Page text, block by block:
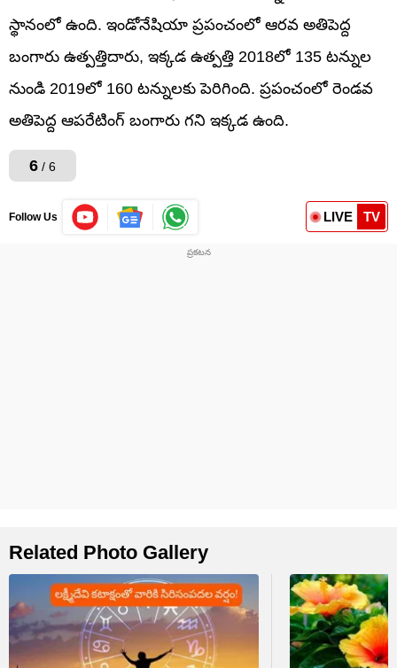
స్థానంలో ఉంది. ఇండోనేషియా ప్రపంచంలో ఆరవ అతిపెద్ద
బంగారు ఉత్పత్తిదారు, ఇక్కడ ఉత్పత్తి 2018లో 135 టన్నుల
నుండి 2019లో 160 టన్నులకు పెరిగింది. ప్రపంచంలో రెండవ
అతిపెద్ద ఆపరేటింగ్ బంగారు గని ఇక్కడ ఉంది.
6 / 6
Follow Us LIVE TV
Related Photo Gallery